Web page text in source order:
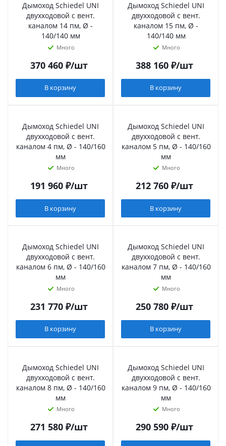
Дымоход Schiedel UNI
двухходовой с вент.
каналом 14 пм, Ø -
140/140 мм
Много
370 460₽/шт
В корзину
Дымоход Schiedel UNI
двухходовой с вент.
каналом 15 пм, Ø -
140/140 мм
Много
388 160₽/шт
В корзину
Дымоход Schiedel UNI
двухходовой с вент.
каналом 4 пм, Ø - 140/160
мм
Много
191 960₽/шт
В корзину
Дымоход Schiedel UNI
двухходовой с вент.
каналом 5 пм, Ø - 140/160
мм
Много
212 760₽/шт
В корзину
Дымоход Schiedel UNI
двухходовой с вент.
каналом 6 пм, Ø - 140/160
мм
Много
231 770₽/шт
В корзину
Дымоход Schiedel UNI
двухходовой с вент.
каналом 7 пм, Ø - 140/160
мм
Много
250 780₽/шт
В корзину
Дымоход Schiedel UNI
двухходовой с вент.
каналом 8 пм, Ø - 140/160
мм
Много
271 580₽/шт
Дымоход Schiedel UNI
двухходовой с вент.
каналом 9 пм, Ø - 140/160
мм
Много
290 590₽/шт